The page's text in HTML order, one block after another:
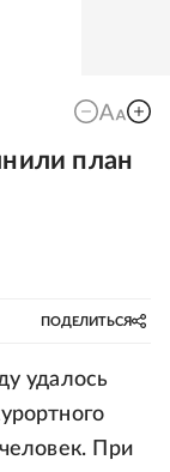
план
ПОДЕЛИТЬСЯ
удалось
При